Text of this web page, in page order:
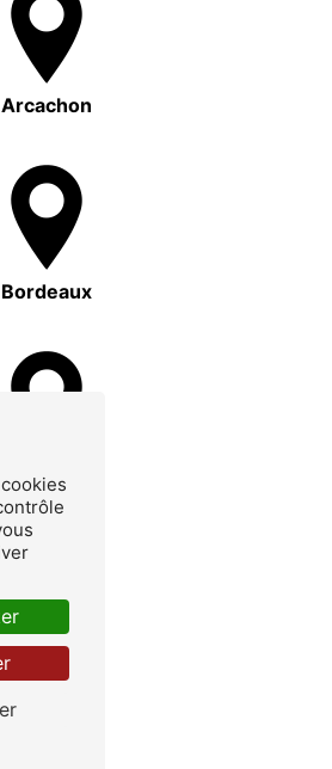
Arcachon
Bordeaux
Capbreton
Bayonne